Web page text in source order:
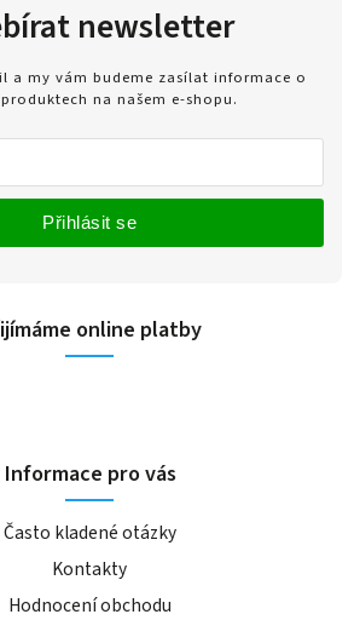
newsletter
a my vám budeme zasílat informace o
na našem e-shopu.
Přihlásit se
online platby
Informace pro vás
Často kladené otázky
Kontakty
Hodnocení obchodu